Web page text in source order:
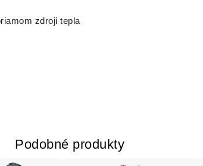
zdroji tepla
Podobné produkty